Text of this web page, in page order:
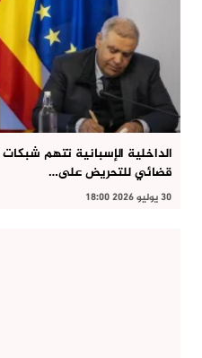
الداخلية الإسبانية تتهم شبكات
قضائي للتحريض على…
30 يوليو 2026 18:00